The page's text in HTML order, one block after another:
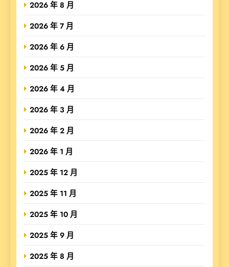
2026 年 8 月
2026 年 7 月
2026 年 6 月
2026 年 5 月
2026 年 4 月
2026 年 3 月
2026 年 2 月
2026 年 1 月
2025 年 12 月
2025 年 11 月
2025 年 10 月
2025 年 9 月
2025 年 8 月